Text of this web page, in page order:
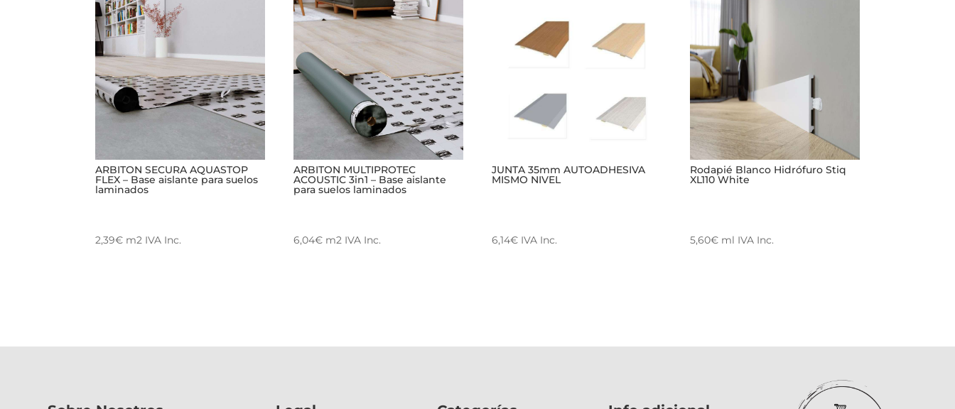
ARBITON SECURA AQUASTOP
FLEX – Base aislante para suelos
laminados
2,39€ m2 IVA Inc.
ARBITON MULTIPROTEC
ACOUSTIC 3in1 – Base aislante
para suelos laminados
6,04€ m2 IVA Inc.
JUNTA 35mm AUTOADHESIVA
MISMO NIVEL
6,14€ IVA Inc.
Las
pueden
Rodapié Blanco Hidrófuro Stiq
XL110 White
5,60€ ml IVA Inc.